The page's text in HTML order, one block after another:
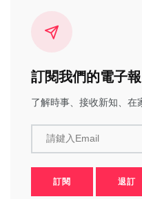
訂閱我們的電子報
了解時事、接收新知、在
請鍵入Email
訂閱 退訂